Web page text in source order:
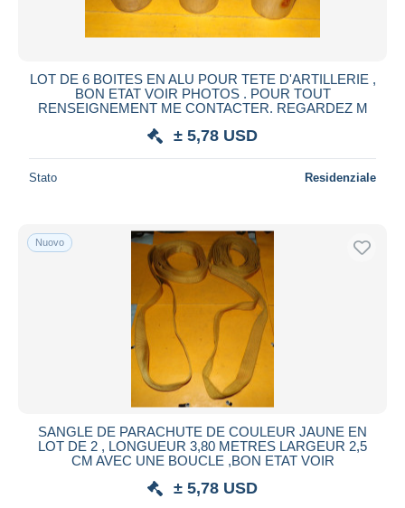
LOT DE 6 BOITES EN ALU POUR TETE D'ARTILLERIE ,
BON ETAT VOIR PHOTOS . POUR TOUT
RENSEIGNEMENT ME CONTACTER. REGARDEZ M
± 5,78 USD
Stato Residenziale
Nuovo
SANGLE DE PARACHUTE DE COULEUR JAUNE EN
LOT DE 2 , LONGUEUR 3,80 METRES LARGEUR 2,5
CM AVEC UNE BOUCLE ,BON ETAT VOIR
± 5,78 USD